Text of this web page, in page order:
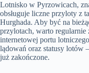
Lotnisko w Pyrzowicach,
obsługuje liczne przyloty z
Hurghada. Aby być na
przylotach, warto regularnie
internetowej portu
lądowań oraz statusy lotów
już zakończone.